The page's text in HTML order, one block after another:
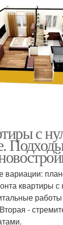
с
вариации:
квартиры с
-